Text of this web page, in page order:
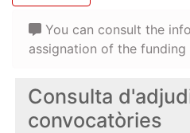
Consulta
convocatòries
You can consult the
assignation of the funding